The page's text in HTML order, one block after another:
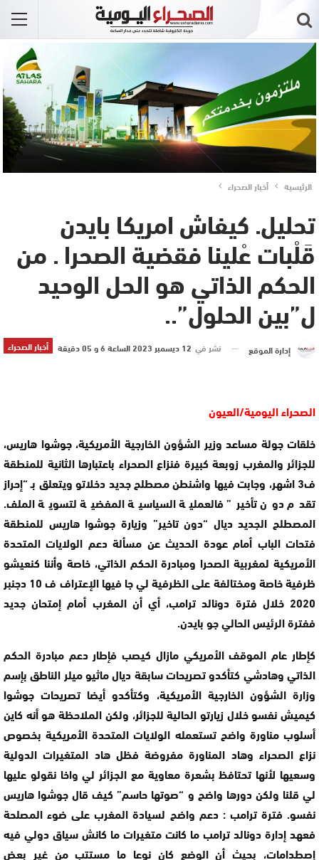
الرئيسية أخبار الصحراء
تحليل. كيفاش امريكا بايدن
قَلْبات عْلينا فقضية الصحرا . من
الحكم الذاتي هو الحل الوحيد
ل”بين الحلول”..
أخبار الصحراء إدارة الموقع نشر في 12 ديسمبر 2023 الساعة 6 و 05 دقيقة
الصحراء اليومية/العيون
خلقات جولة مساعد وزير الشؤون الخارجية الأمريكية، جوشوا هاريس،
للجزائر والمغرب زوبعة كبيرة فنزاع الصحراء باعتبارها الثانية للمنطقة
ف3 اشهر، وجابت فيها واشنطن مصطلح جديد دخلاتو ويتعلق بـ “إحراز
تقدم دون تأخير” فالعملية السياسية المفضية لتسوية الملف.
المصطلح الجديد ديال “دون تاخير” وزيارة جوشوا هاريس للمنطقة
فتحات الباب أمام عودة الحديث عن مسألة دعم الولايات المتحدة
الأمريكية لمغربية الصحرا ومبادرة الحكم الذاتي، خاصة وأننا كنعيشو
ظرفية خاصة ومختالفة على الظرفية لي جا فيها الإعتراف ف 10 دجنبر
2020 خلال فترة دونالد ترامب، أي أن المغرب أمام إمتحان جديد
ففترة الرئيس الحالي جو بايدن.
كإطار عام الموقف الأمريكي مازال كيصب فإطار دعم مبادرة الحكم
الذاتي وهادشي كتأكدو تصريحات سابقة ديال ماثيو ميلر الناطق بإسم
وزارة الشؤون الخارجية الأمريكية، وكتأكدو أيضا تصريحات جوشوا
كيميش نفسو خلال زيارتو الحالية للجزائر، ولكن الملاحظة هو أنه كاين
أسلوب مناورة واضح تستعمله الولايات المتحدة الأمريكية بخصوص
نزاع الصحراء وهاد المناورة مفروضة فظل هاد المتغيرات الدولية
وسعيها لأنها تحتافظ بشعرة معاوية مع الجزائر لي واخا نقولو عليها
لي قلنا ولكن دورها واضح و “صوتها حاسم” كيف قال جوشوا هاريس
نفسو. فترة ترامب : دعم واضح لسيادة المغرب على ضوء المصلحة
فعهد إدارة دونالد ترامب ما كانت متغيرات ما كانش سياق دولي فيه
إصطدامات، بحيث أن الوضع كان نوعا ما مستتب من غير بعض